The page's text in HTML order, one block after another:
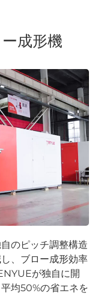
ー成形機
のピッチ調整構造
、ブロー成形効率
が独自に開
均50%の省エネを